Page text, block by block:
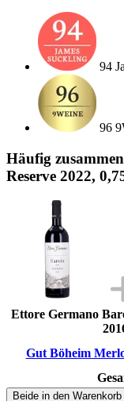
94
96
Häufig
Reserve 2022,
Ettore Germano
Gut Böheim
Beide in den Warenkorb